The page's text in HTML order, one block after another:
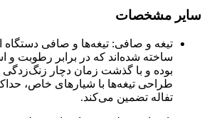
سایر مشخصات
تیغه و صافی: تیغه‌ها و صافی
ساخته شده‌اند که در برابر رطوبت و
بوده و با گذشت زمان دچار زنگ‌زدگی
طراحی تیغه‌ها با شیارهای خاص،
تفاله تضمین می‌کند.